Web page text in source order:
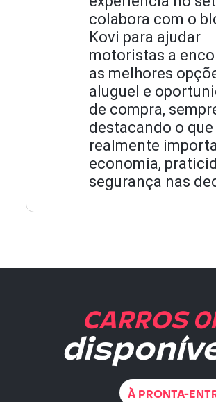
colabora com o
Kovi para ajudar
motoristas a
as melhores
aluguel e
de compra,
destacando o que
realmente
economia,
segurança nas
CARROS
À PRONTA-